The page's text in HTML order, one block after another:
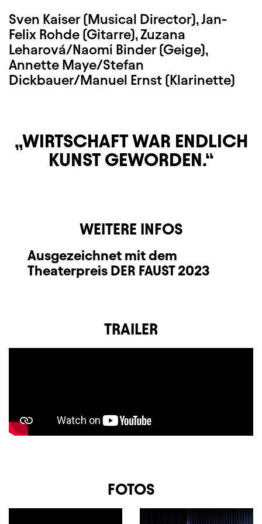
Sven Kaiser (Musical Director), Jan-
Felix Rohde (Gitarre), Zuzana
Leharová/Naomi Binder (Geige),
Annette Maye/Stefan
Dickbauer/Manuel Ernst (Klarinette)
WIRTSCHAFT WAR ENDLICH
KUNST GEWORDEN.
WEITERE INFOS
Ausgezeichnet mit dem
Theaterpreis DER FAUST 2023
TRAILER
FOTOS